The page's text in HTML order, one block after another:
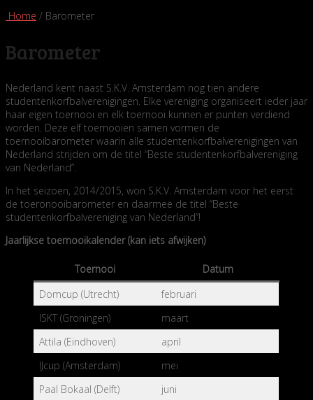
Home / Barometer
Barometer
Nederland kent naast S.K.V. Amsterdam nog tien andere
studentenkorfbalverenigingen. Elke vereniging organiseert ieder jaar
haar eigen toernooi en elk toernooi kunnen er punten verdiend
worden. Deze elf toernooien samen vormen de
toernooibarometer waarin alle studentenkorfbalverenigingen van
Nederland strijden om de titel “Beste studentenkorfbalvereniging
van Nederland”.
In het seizoen, 2014/2015, won S.K.V. Amsterdam voor het eerst
de toeronooibarometer en daarmee de titel “Beste
studentenkorfbalvereniging van Nederland”!
Jaarlijkse toernooikalender (kan iets afwijken)
Toernooi
Datum
Domcup (Utrecht)
februari
ISKT (Groningen)
maart
Attila (Eindhoven)
april
IJcup (Amsterdam)
mei
Paal Bokaal (Delft)
juni